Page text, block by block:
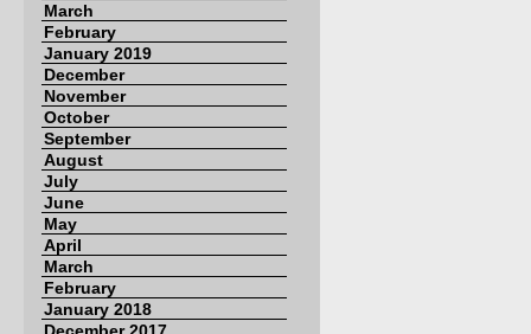
March
February
January 2019
December
November
October
September
August
July
June
May
April
March
February
January 2018